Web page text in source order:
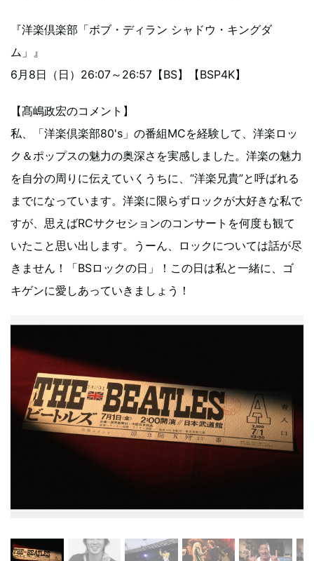
『洋楽倶楽部「ボブ・ディラン シャドウ・キングダ
ム」』
6月8日（日）26:07～26:57【BS】【BSP4K】
【髙嶋政宏のコメント】
私、「洋楽倶楽部80's」の番組MCを経験して、洋楽ロッ
ク＆ポップスの魅力の奥深さを実感しました。洋楽の魅力
を自分の周りに伝えていくうちに、“洋楽兄貴”と呼ばれる
までになっています。洋楽に限らずロックが大好きな私で
すが、思えばRCサクセションのコンサートを何度も観て
いたこと思い出します。うーん、ロックについては話が尽
きません！「BSロックの日」！この日は私と一緒に、ゴ
キゲンに愛しあっていきましょう！